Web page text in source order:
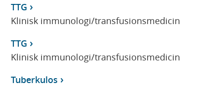
TTG
Klinisk immunologi/transfusionsmedicin
TTG
Klinisk immunologi/transfusionsmedicin
Tuberkulos